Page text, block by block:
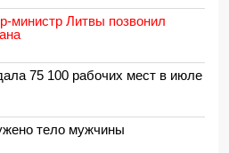
министр Литвы позвонил
75 100 рабочих мест в июле
тело мужчины